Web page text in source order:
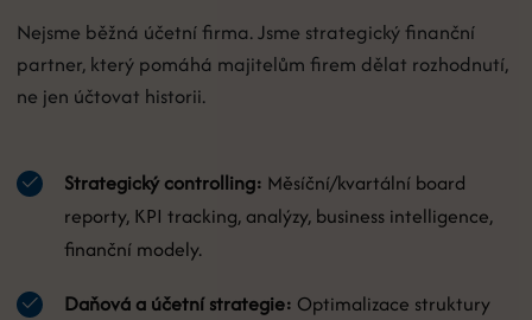
Nejsme běžná účetní firma. Jsme strategický finanční
partner, který pomáhá majitelům firem dělat rozhodnutí,
ne jen účtovat historii.
Strategický controlling: Měsíční/kvartální board
reporty, KPI tracking, analýzy, business intelligence,
finanční modely.
Daňová a účetní strategie: Optimalizace struktury